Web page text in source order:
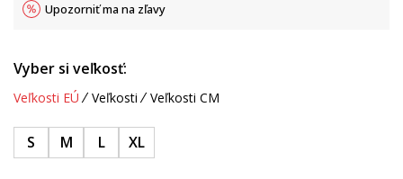
Upozorniť ma na zľavy
Vyber si veľkosť:
Veľkosti EÚ Veľkosti Veľkosti CM
S M L XL